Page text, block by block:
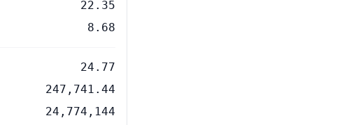
22.35
8.68
24.77
247,741.44
24,774,144